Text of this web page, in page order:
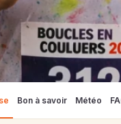
Bon à savoir Météo